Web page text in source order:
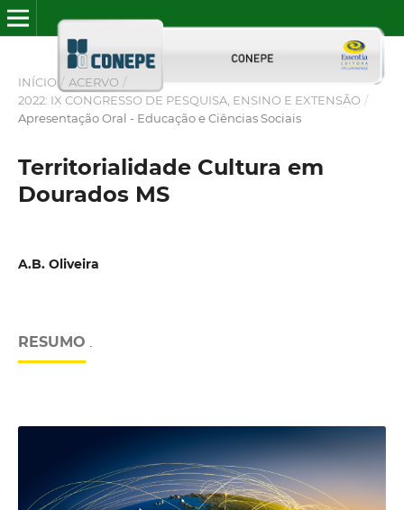
INÍCIO / ACERVO /
2022: IX CONGRESSO DE PESQUISA, ENSINO E EXTENSÃO /
Apresentação Oral - Educação e Ciências Sociais
Territorialidade Cultura em
Dourados MS
A.B. Oliveira
RESUMO .